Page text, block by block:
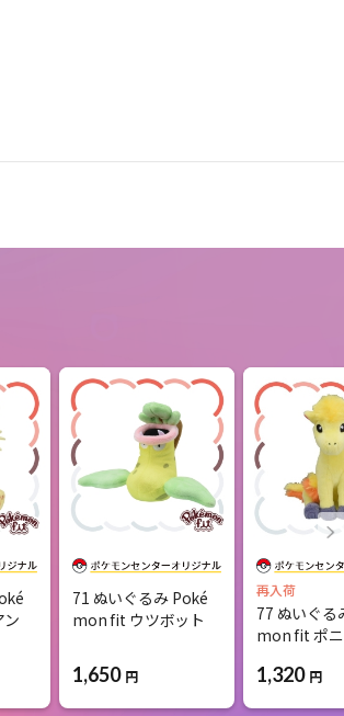
71 ぬいぐるみ Poké
mon fit ウツボット
1,650 円
再入荷
77 ぬいぐる
mon fit ポ
1,320 円